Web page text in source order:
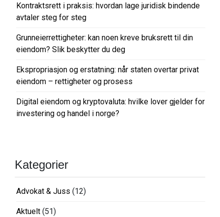
Kontraktsrett i praksis: hvordan lage juridisk bindende
avtaler steg for steg
Grunneierrettigheter: kan noen kreve bruksrett til din
eiendom? Slik beskytter du deg
Ekspropriasjon og erstatning: når staten overtar privat
eiendom – rettigheter og prosess
Digital eiendom og kryptovaluta: hvilke lover gjelder for
investering og handel i norge?
Kategorier
Advokat & Juss (12)
Aktuelt (51)